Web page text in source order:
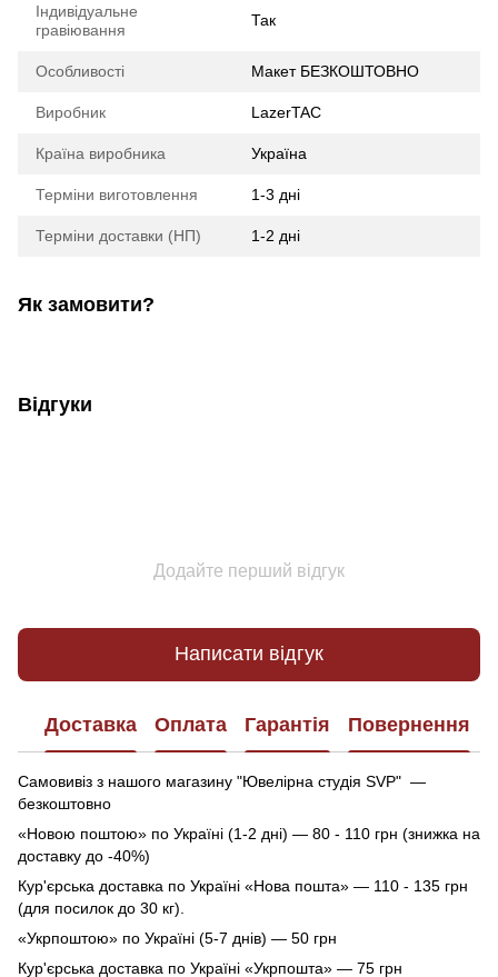
Індивідуальне
гравіювання
Так
Особливості Макет БЕЗКОШТОВНО
Виробник LazerTAC
Країна виробника Україна
Терміни виготовлення 1-3 дні
Терміни доставки (НП) 1-2 дні
Як замовити?
Відгуки
Додайте перший відгук
Написати відгук
Доставка Оплата Гарантія Повернення
Самовивіз з нашого магазину "Ювелірна студія SVP" —
безкоштовно
«Новою поштою» по Україні (1-2 дні) — 80 - 110 грн (знижка на
доставку до -40%)
Кур'єрська доставка по Україні «Нова пошта» — 110 - 135 грн
(для посилок до 30 кг).
«Укрпоштою» по Україні (5-7 днів) — 50 грн
Кур'єрська доставка по Україні «Укрпошта» — 75 грн